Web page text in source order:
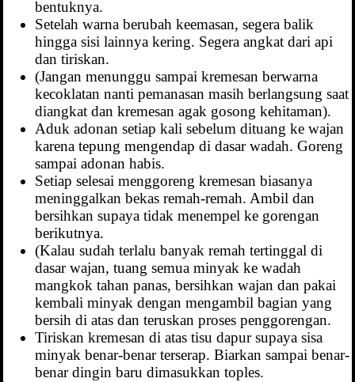
bentuknya.
Setelah warna berubah keemasan, segera balik
hingga sisi lainnya kering. Segera angkat dari api
dan tiriskan.
(Jangan menunggu sampai kremesan berwarna
kecoklatan nanti pemanasan masih berlangsung saat
diangkat dan kremesan agak gosong kehitaman).
Aduk adonan setiap kali sebelum dituang ke wajan
karena tepung mengendap di dasar wadah. Goreng
sampai adonan habis.
Setiap selesai menggoreng kremesan biasanya
meninggalkan bekas remah-remah. Ambil dan
bersihkan supaya tidak menempel ke gorengan
berikutnya.
(Kalau sudah terlalu banyak remah tertinggal di
dasar wajan, tuang semua minyak ke wadah
mangkok tahan panas, bersihkan wajan dan pakai
kembali minyak dengan mengambil bagian yang
bersih di atas dan teruskan proses penggorengan.
Tiriskan kremesan di atas tisu dapur supaya sisa
minyak benar-benar terserap. Biarkan sampai benar-
benar dingin baru dimasukkan toples.